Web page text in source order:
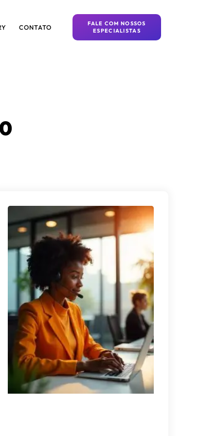
CONTATO
FALE COM NOSSOS
ESPECIALISTAS